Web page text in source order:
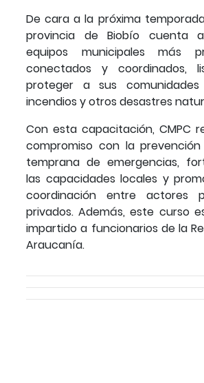
De cara a la próxima
provincia de Biobío cuenta
equipos municipales más
conectados y coordinados,
proteger a sus
incendios y otros desastres
Con esta capacitación, CMPC
compromiso con la
temprana de emergencias,
las capacidades locales y
coordinación entre actores
privados. Además, este curso
impartido a funcionarios de la
Araucanía.